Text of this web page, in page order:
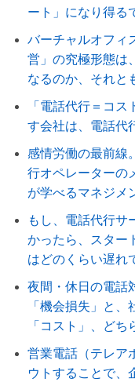
ート」になり得る
バーチャルオフィ
営」の究極形態は
なるのか、それと
「電話代行＝コ
す会社は、電話代
感情労働の最前線
行オペレーターの
が学べるマネジメ
もし、電話代行サ
かったら、スター
はどのくらい遅れ
夜間・休日の電話
「機会損失」と
「コスト」、ど
営業電話（テレア
ウトすることで、